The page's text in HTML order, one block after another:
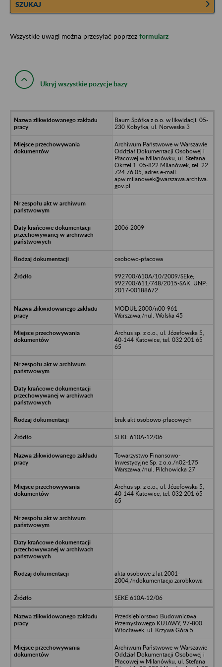
SZUKAJ
Wszystkie uwagi można przesyłać poprzez formularz
Ukryj wszystkie pozycje bazy
Baum Spółka z o.o. w likwidacji, 05-
230 Kobyłka, ul. Norweska 3
Archiwum Państwowe w Warszawie
Oddział Dokumentacji Osobowej i
Płacowej w Milanówku, ul. Stefana
Okrzei 1, 05-822 Milanówek, tel. 22
724 76 05, adres e-mail:
apw.milanowek@warszawa.archiwa.
gov.pl
2006-2009
osobowo-płacowa
992700/610A/10/2009/SEke;
992700/611/748/2015-SAK, UNP:
2017-00188672
MODUŁ 2000/n00-961
Warszawa,/nul. Wolska 45
Archus sp. z o.o., ul. Józefowska 5,
40-144 Katowice, tel. 032 201 65
65
brak akt osobowo-płacowych
SEKE 610A-12/06
Towarzystwo Finansowo-
Inwestycyjne Sp. z o.o./n02-175
Warszawa,/nul. Pilchowicka 27
Archus sp. z o.o., ul. Józefowska 5,
40-144 Katowice, tel. 032 201 65
65
akta osobowe z lat 2001-
2004,/ndokumentacja zarobkowa
SEKE 610A-12/06
Przedsiębiorstwo Budownictwa
Przemysłowego KUJAWY, 97-800
Włocławek, ul. Krzywa Góra 5
Archiwum Państwowe w Warszawie
Oddział Dokumentacji Osobowej i
Płacowej w Milanówku, ul. Stefana